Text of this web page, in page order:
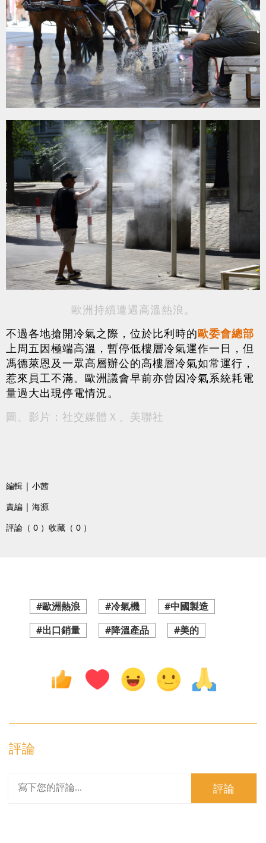
歐洲持續遭遇高溫熱浪。
不過各地搶開冷氣之際，位於比利時的歐委會總部
上周五因極端高溫，暫停低樓層冷氣運作一日，但
馮德萊恩及一眾高層辦公的高樓層冷氣如常運行，
惹來員工不滿。歐洲議會早前亦曾因冷氣系統耗電
量過大出現停電情況。
圖、影片：社交媒體Ｘ、美聯社
編輯 | 小茜
責編 | 海源
評論（ 0 ） 收藏（ 0 ）
#歐洲熱浪 #冷氣機
#中國製造
#出口銷量
#降溫產品 #美的
評論
評論